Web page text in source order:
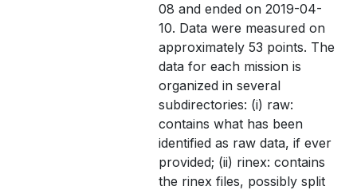
08 and ended on 2019-04-
10. Data were measured on
approximately 53 points. The
data for each mission is
organized in several
subdirectories: (i) raw:
contains what has been
identified as raw data, if ever
provided; (ii) rinex: contains
the rinex files, possibly split